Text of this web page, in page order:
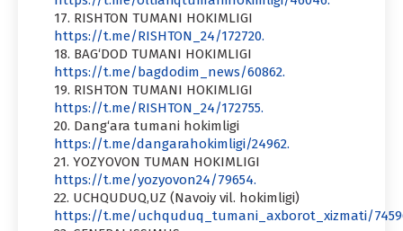
17. RISHTON TUMANI HOKIMLIGI
https://t.me/RISHTON_24/172720.
18. BAG‘DOD TUMANI HOKIMLIGI
https://t.me/bagdodim_news/60862.
19. RISHTON TUMANI HOKIMLIGI
https://t.me/RISHTON_24/172755.
20. Dang‘ara tumani hokimligi
https://t.me/dangarahokimligi/24962.
21. YOZYOVON TUMAN HOKIMLIGI
https://t.me/yozyovon24/79654.
22. UCHQUDUQ,UZ (Navoiy vil. hokimligi)
https://t.me/uchquduq_tumani_axborot_xizmati/